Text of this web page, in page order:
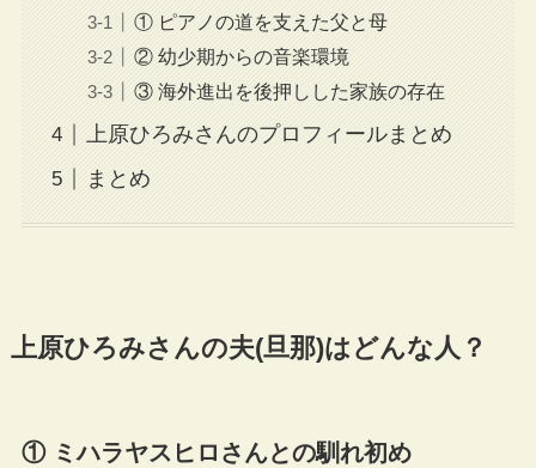
① ピアノの道を支えた父と母
② 幼少期からの音楽環境
③ 海外進出を後押しした家族の存在
上原ひろみさんのプロフィールまとめ
まとめ
上原ひろみさんの夫(旦那)はどんな人？
① ミハラヤスヒロさんとの馴れ初め